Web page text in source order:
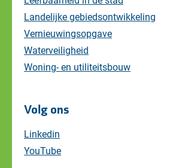
Landelijke gebiedsontwikkeling
Vernieuwingsopgave
Waterveiligheid
Woning- en utiliteitsbouw
Volg ons
Linkedin
YouTube